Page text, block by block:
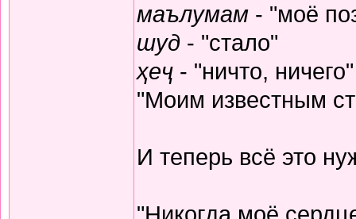
маълумам - "моё
шуд - "стало"
ҳеҷ - "ничто, ничего"
"Моим известным
И теперь всё это